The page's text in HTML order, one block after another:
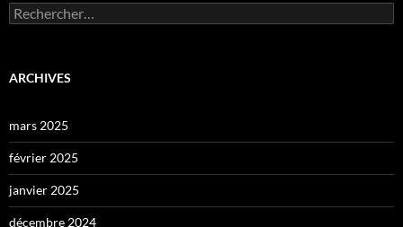
Rechercher :
ARCHIVES
mars 2025
février 2025
janvier 2025
décembre 2024